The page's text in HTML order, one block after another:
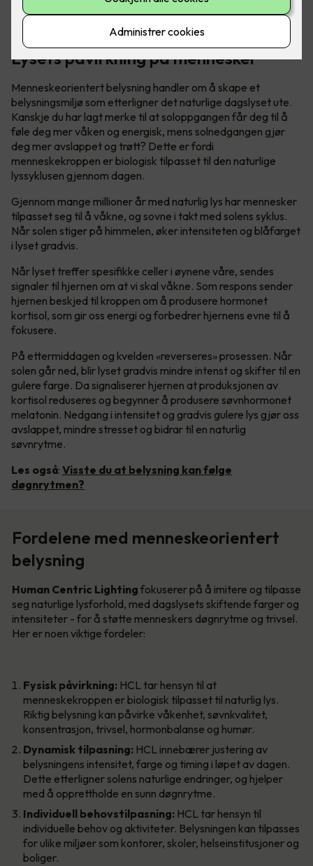
Menneskeorientert belysning (HCL) tar en helhetlig
tilnærming til å forstå hvordan lys påvirker mennesker.
Lysets påvirkning på mennesker
Menneskeorientert belysning handler om å skape et
belysningsmiljø som etterligner det naturlige dagslyset ute.
Kanskje du har lagt merke til at soloppgangen får deg til å
føle deg mer våken og energisk, mens solnedgangen gjør
deg mer avslappet og trøtt? Dette er fordi
menneskekroppen er biologisk tilpasset til den naturlige
lyssyklusen gjennom dagen.
Gjennom mange millioner år med naturlig lys har mennesker
tilpasset seg til å våkne, og sovne i takt med solens syklus.
Når solen stiger på himmelen, øker intensiteten og blåfarget
i lyset gradvis.
Når lyset treffer spesifikke celler i øynene våre, sendes
signaler til hjernen om at vi skal våkne. Som respons sender
hjernen beskjed til kroppen om å produsere hormonet
kortisol, som gir oss energi og forbedrer hjernens evne til å
fokusere.
På ettermiddagen og kvelden «reverseres» prosessen. Når
solen går ned, blir lyset gradvis mindre intenst og skifter til en
gulere farge. Da signaliserer hjernen at produksjonen av
kortisol reduseres og begynner å produsere søvnhormonet
melatonin. Nedgang i intensitet og gradvis gulere lys gjør oss
avslappet, mindre stresset og bidrar til en naturlig
søvnrytme.
Les også: Visste du at belysning kan følge
døgnrytmen?
Fordelene med menneskeorientert
belysning
Human Centric Lighting fokuserer på å imitere og tilpasse
seg naturlige lysforhold, med dagslysets skiftende farger og
intensiteter - for å støtte menneskers døgnrytme og trivsel.
Her er noen viktige fordeler:
Fysisk påvirkning: HCL tar hensyn til at
menneskekroppen er biologisk tilpasset til naturlig lys.
Riktig belysning kan påvirke våkenhet, søvnkvalitet,
konsentrasjon, trivsel, hormonbalanse og humør.
Dynamisk tilpasning: HCL innebærer justering av
belysningens intensitet, farge og timing i løpet av dagen.
Dette etterligner solens naturlige endringer, og hjelper
med å opprettholde en sunn døgnrytme.
Individuell behovstilpasning: HCL tar hensyn til
individuelle behov og aktiviteter. Belysningen kan tilpasses
for ulike miljøer som kontorer, skoler, helseinstitusjoner og
boliger.